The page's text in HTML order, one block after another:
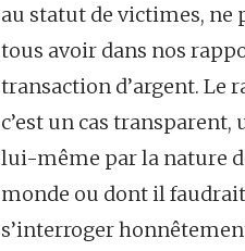
au statut de victimes, ne
tous avoir dans nos
transaction d’argent. Le
c’est un cas transparent,
lui-même par la nature
monde ou dont il
s’interroger